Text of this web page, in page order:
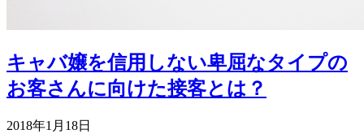
キャバ嬢を信用しない卑屈なタイプの
お客さんに向けた接客とは？
2018年1月18日